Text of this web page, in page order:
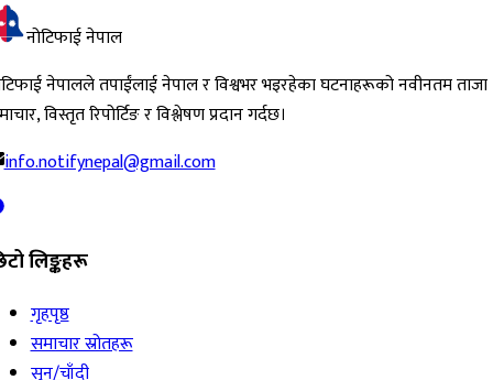
नोटिफाई नेपाल
नेपालले तपाईंलाई नेपाल र विश्वभर भइरहेका घटनाहरूको नवीनतम ताजा
विस्तृत रिपोर्टिङ र विश्लेषण प्रदान गर्दछ।
info.notifynepal@gmail.com
लिङ्कहरू
गृहपृष्ठ
समाचार स्रोतहरू
सुन/चाँदी